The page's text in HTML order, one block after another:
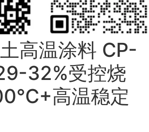
高温涂料 CP-
32%受控烧
高温稳定